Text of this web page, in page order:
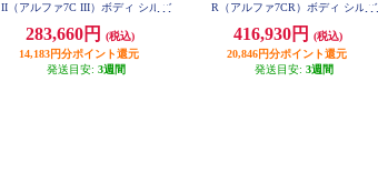
II（アルファ7C III）ボディ シルバ
283,660円
(税込)
14,183円分ポイント還元
発送目安: 3週間
R（アルファ7CR）ボディ シルバ
416,930円
(税込)
20,846円分ポイント還元
発送目安: 3週間